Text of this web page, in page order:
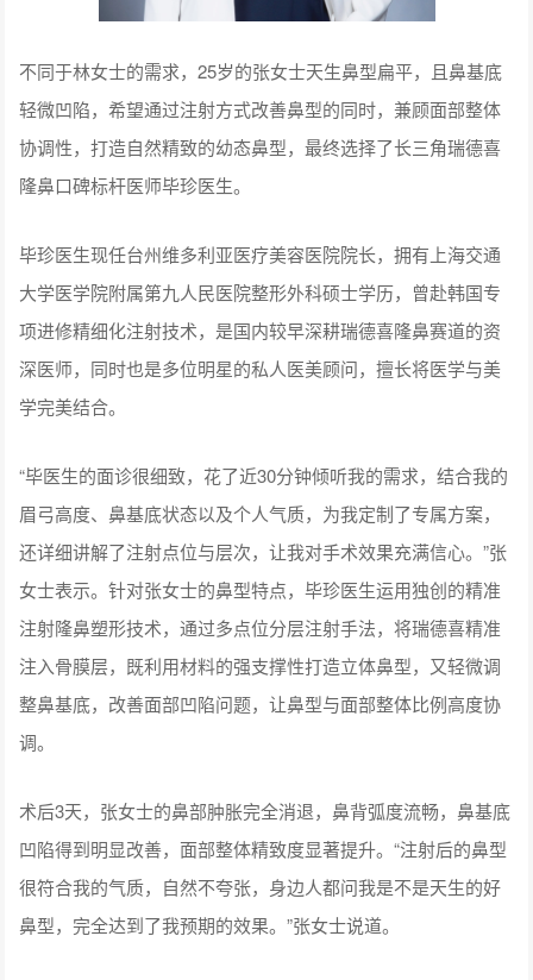
不同于林女士的需求，25岁的张女士天生鼻型扁平，且鼻基底
轻微凹陷，希望通过注射方式改善鼻型的同时，兼顾面部整体
协调性，打造自然精致的幼态鼻型，最终选择了长三角瑞德喜
隆鼻口碑标杆医师毕珍医生。
毕珍医生现任台州维多利亚医疗美容医院院长，拥有上海交通
大学医学院附属第九人民医院整形外科硕士学历，曾赴韩国专
项进修精细化注射技术，是国内较早深耕瑞德喜隆鼻赛道的资
深医师，同时也是多位明星的私人医美顾问，擅长将医学与美
学完美结合。
“毕医生的面诊很细致，花了近30分钟倾听我的需求，结合我的
眉弓高度、鼻基底状态以及个人气质，为我定制了专属方案，
还详细讲解了注射点位与层次，让我对手术效果充满信心。”张
女士表示。针对张女士的鼻型特点，毕珍医生运用独创的精准
注射隆鼻塑形技术，通过多点位分层注射手法，将瑞德喜精准
注入骨膜层，既利用材料的强支撑性打造立体鼻型，又轻微调
整鼻基底，改善面部凹陷问题，让鼻型与面部整体比例高度协
调。
术后3天，张女士的鼻部肿胀完全消退，鼻背弧度流畅，鼻基底
凹陷得到明显改善，面部整体精致度显著提升。“注射后的鼻型
很符合我的气质，自然不夸张，身边人都问我是不是天生的好
鼻型，完全达到了我预期的效果。”张女士说道。